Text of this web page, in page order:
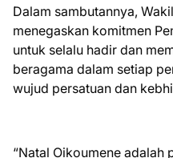
Dalam sambutannya,
menegaskan komitmen
untuk selalu hadir dan
beragama dalam setiap
wujud persatuan dan
“Natal Oikoumene adalah